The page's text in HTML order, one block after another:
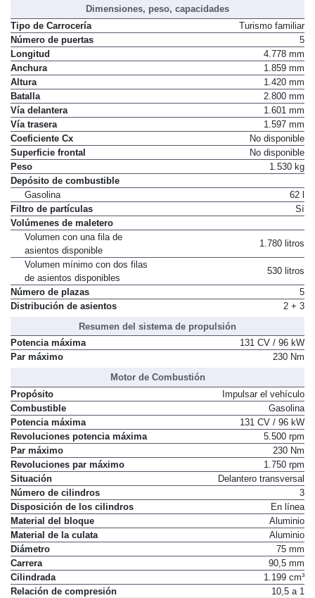
Dimensiones, peso, capacidades
Tipo de Carrocería
Turismo familiar
Número de puertas
5
Longitud
4.778 mm
Anchura
1.859 mm
Altura
1.420 mm
Batalla
2.800 mm
Vía delantera
1.601 mm
Vía trasera
1.597 mm
Coeficiente Cx
No disponible
Superficie frontal
No disponible
Peso
1.530 kg
Depósito de combustible
Gasolina
62 l
Filtro de partículas
Sí
Volúmenes de maletero
Volumen con una fila de
asientos disponible
1.780 litros
Volumen mínimo con dos filas
de asientos disponibles
530 litros
Número de plazas
5
Distribución de asientos
2 + 3
Resumen del sistema de propulsión
Potencia máxima
131 CV / 96 kW
Par máximo
230 Nm
Motor de Combustión
Propósito
Impulsar el vehículo
Combustible
Gasolina
Potencia máxima
131 CV / 96 kW
Revoluciones potencia máxima
5.500 rpm
Par máximo
230 Nm
Revoluciones par máximo
1.750 rpm
Situación
Delantero transversal
Número de cilindros
3
Disposición de los cilindros
En línea
Material del bloque
Aluminio
Material de la culata
Aluminio
Diámetro
75 mm
Carrera
90,5 mm
Cilindrada
1.199 cm³
Relación de compresión
10,5 a 1